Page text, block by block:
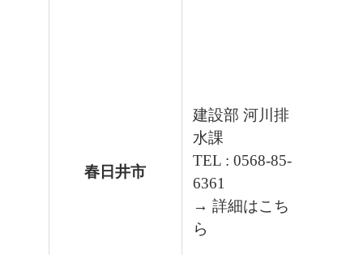
春日井市
建設部 河川排
水課
TEL : 0568-85-
6361
→ 詳細はこち
ら